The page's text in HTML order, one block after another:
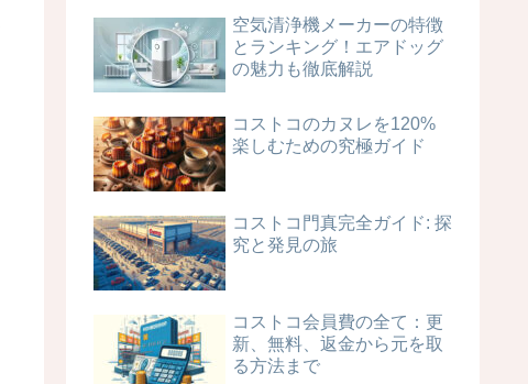
空気清浄機メーカーの特徴
とランキング！エアドッグ
の魅力も徹底解説
コストコのカヌレを120%
楽しむための究極ガイド
コストコ門真完全ガイド: 探
究と発見の旅
コストコ会員費の全て：更
新、無料、返金から元を取
る方法まで